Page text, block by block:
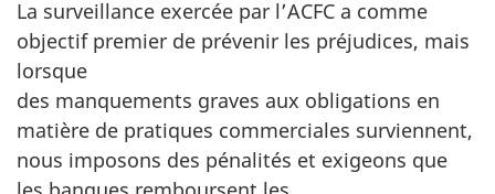
La surveillance exercée par l’ACFC a comme
objectif premier de prévenir les préjudices, mais
lorsque
des manquements graves aux obligations en
matière de pratiques commerciales surviennent,
nous imposons des pénalités et exigeons que